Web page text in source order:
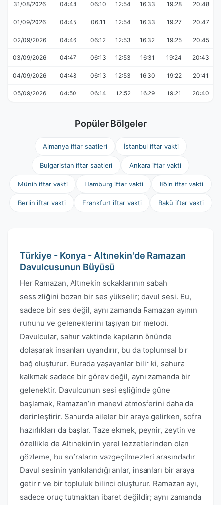
31/08/2026 04:44 06:10 12:54 16:33 19:28 20:48
01/09/2026 04:45 06:11 12:54 16:33 19:27 20:47
02/09/2026 04:46 06:12 12:53 16:32 19:25 20:45
03/09/2026 04:47 06:13 12:53 16:31 19:24 20:43
04/09/2026 04:48 06:13 12:53 16:30 19:22 20:41
05/09/2026 04:50 06:14 12:52 16:29 19:21 20:40
Popüler Bölgeler
Almanya iftar saatleri İstanbul iftar vakti
Bulgaristan iftar saatleri Ankara iftar vakti
Münih iftar vakti Hamburg iftar vakti Köln iftar vakti
Berlin iftar vakti Frankfurt iftar vakti Bakü iftar vakti
Türkiye - Konya - Altınekin'de Ramazan
Davulcusunun Büyüsü
Her Ramazan, Altınekin sokaklarının sabah
sessizliğini bozan bir ses yükselir; davul sesi. Bu,
sadece bir ses değil, aynı zamanda Ramazan ayının
ruhunu ve geleneklerini taşıyan bir melodi.
Davulcular, sahur vaktinde kapıların önünde
dolaşarak insanları uyandırır, bu da toplumsal bir
bağ oluşturur. Burada yaşayanlar bilir ki, sahura
kalkmak sadece bir görev değil, aynı zamanda bir
gelenektir. Davulcunun sesi eşliğinde güne
başlamak, Ramazan’ın manevi atmosferini daha da
derinleştirir. Sahurda aileler bir araya gelirken, sofra
hazırlıkları da başlar. Taze ekmek, peynir, zeytin ve
özellikle de Altınekin’in yerel lezzetlerinden olan
gözleme, bu sofraların vazgeçilmezleri arasındadır.
Davul sesinin yankılandığı anlar, insanları bir araya
getirir ve bir topluluk bilinci oluşturur. Ramazan ayı,
sadece oruç tutmaktan ibaret değildir; aynı zamanda